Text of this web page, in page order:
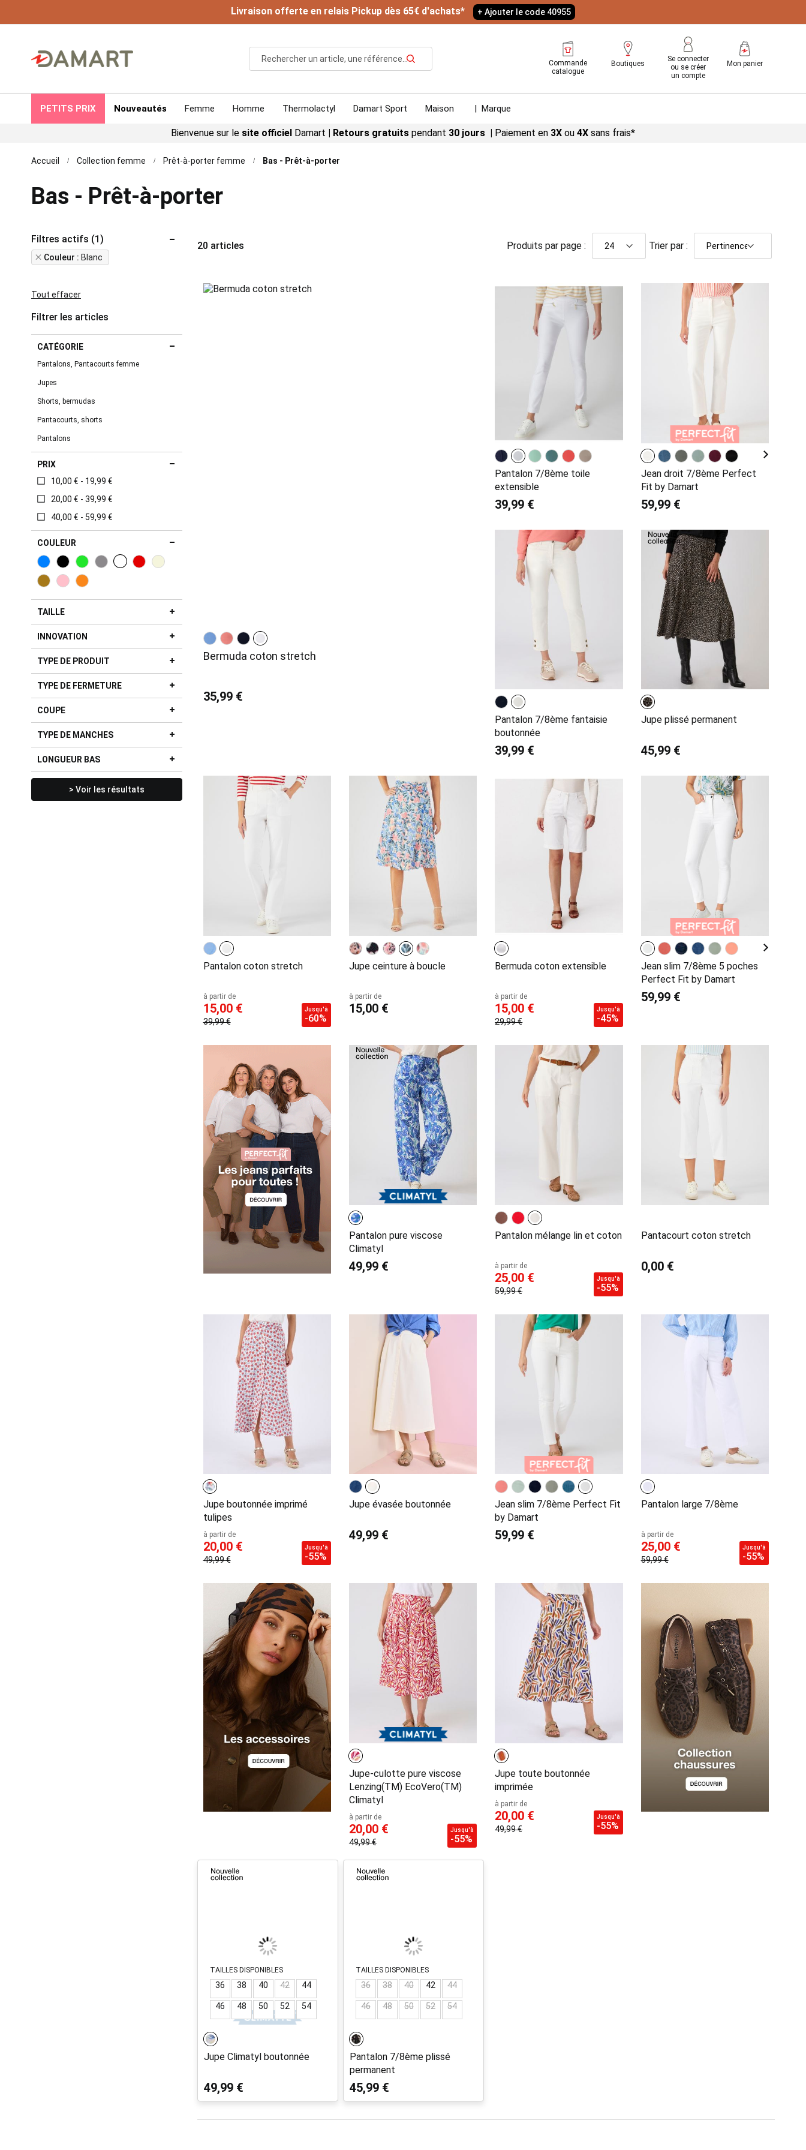
Livraison offerte en relais Pickup dès 65€ d'achats* + Ajouter le code 40955
Rechercher
Commande
catalogue
Boutiques
Se connecter
ou se créer
un compte
Mon panier
PETITS PRIX Nouveautés Femme Homme Thermolactyl Damart Sport Maison | Marque
Bienvenue sur le site officiel Damart | Retours gratuits pendant 30 jours | Paiement en 3X ou 4X sans frais*
Accueil Collection femme Prêt-à-porter femme Bas - Prêt-à-porter
Bas - Prêt-à-porter
20 articles Produits par page : Trier par :
Bermuda coton stretch
35,99 €
Pantalon 7/8ème toile
extensible
39,99 €
Jean droit 7/8ème Perfect
Fit by Damart
59,99 €
Pantalon 7/8ème fantaisie
boutonnée
39,99 €
Jupe plissé permanent
45,99 €
Pantalon coton stretch
à partir de
15,00 €
39,99 €
Jusqu'à
-60%
Jupe ceinture à boucle
à partir de
15,00 €
Bermuda coton extensible
à partir de
15,00 €
29,99 €
Jusqu'à
-45%
Jean slim 7/8ème 5 poches
Perfect Fit by Damart
59,99 €
Pantalon pure viscose
Climatyl
49,99 €
Pantalon mélange lin et coton
à partir de
25,00 €
59,99 €
Jusqu'à
-55%
Pantacourt coton stretch
0,00 €
Jupe boutonnée imprimé
tulipes
à partir de
20,00 €
49,99 €
Jusqu'à
-55%
Jupe évasée boutonnée
49,99 €
Jean slim 7/8ème Perfect Fit
by Damart
59,99 €
Pantalon large 7/8ème
à partir de
25,00 €
59,99 €
Jusqu'à
-55%
Jupe-culotte pure viscose
Lenzing(TM) EcoVero(TM)
Climatyl
à partir de
20,00 €
49,99 €
Jusqu'à
-55%
Jupe toute boutonnée
imprimée
à partir de
20,00 €
49,99 €
Jusqu'à
-55%
TAILLES DISPONIBLES
36 38 40 42 44
46 48 50 52 54
Jupe Climatyl boutonnée
49,99 €
TAILLES DISPONIBLES
36 38 40 42 44
46 48 50 52 54
Pantalon 7/8ème plissé
permanent
45,99 €
Filtres actifs (1)
Couleur Blanc
Remove
This
Tout effacer
Filtrer les articles
CATÉGORIE
Pantalons, Pantacourts femme
Jupes
Shorts, bermudas
Pantacourts, shorts
Pantalons
PRIX
10,00 € - 19,99 €
20,00 € - 39,99 €
40,00 € - 59,99 €
COULEUR
TAILLE
INNOVATION
TYPE DE PRODUIT
TYPE DE FERMETURE
COUPE
TYPE DE MANCHES
LONGUEUR BAS
> Voir les résultats